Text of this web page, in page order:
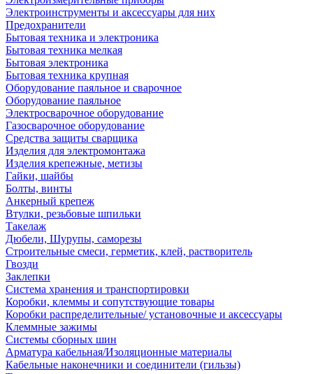
Электроинструменты и аксессуары для них
Предохранители
Бытовая техника и электроника
Бытовая техника мелкая
Бытовая электроника
Бытовая техника крупная
Оборудование паяльное и сварочное
Оборудование паяльное
Электросварочное оборудование
Газосварочное оборудование
Средства защиты сварщика
Изделия для электромонтажа
Изделия крепежные, метизы
Гайки, шайбы
Болты, винты
Анкерный крепеж
Втулки, резьбовые шпильки
Такелаж
Дюбели, Шурупы, саморезы
Строительные смеси, герметик, клей, растворитель
Гвозди
Заклепки
Система хранения и транспортировки
Коробки, клеммы и сопутствующие товары
Коробки распределительные/ установочные и аксессуары
Клеммные зажимы
Системы сборных шин
Арматура кабельная/Изоляционные материалы
Кабельные наконечники и соединители (гильзы)